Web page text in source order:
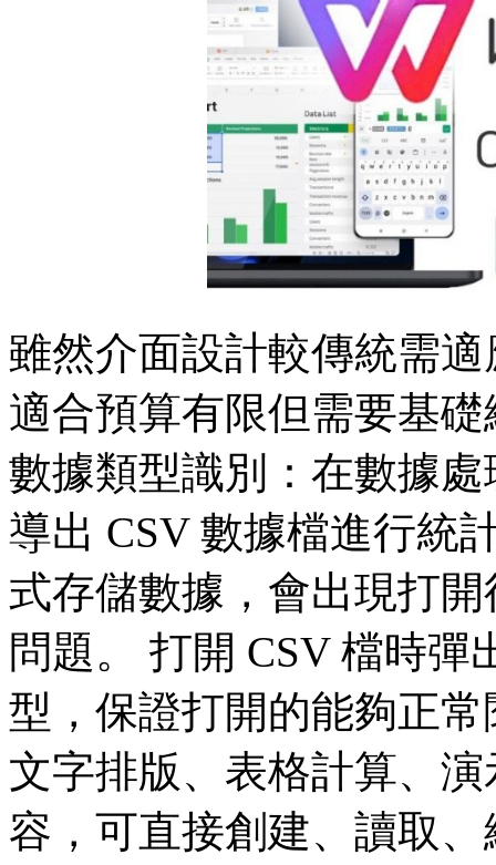
雖然介面設計較傳統需
適合預算有限但需要基
數據類型識別：在數據
導出 CSV 數據檔進行統
式存儲數據，會出現打
問題。 打開 CSV 檔時
型，保證打開的能夠正
文字排版、表格計算、
容，可直接創建、讀取